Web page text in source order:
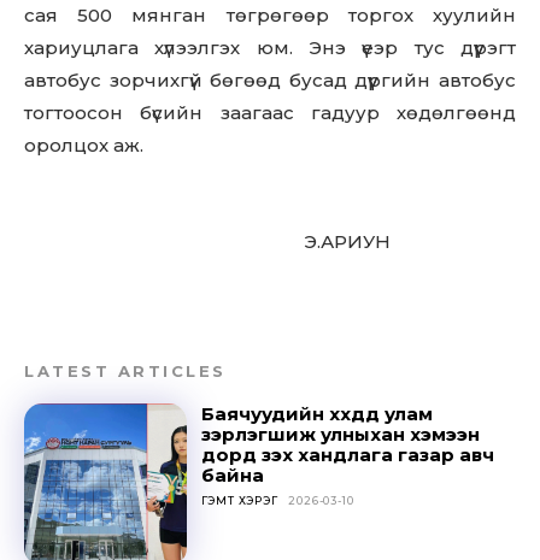
Sing up for our newsletter
SUBSCRIBE
сая 500 мянган төгрөгөөр торгох хуулийн
хариуцлага хүлээлгэх юм. Энэ үеэр тус дүүрэгт
автобус зорчихгүй бөгөөд бусад дүүргийн автобус
тогтоосон бүсийн заагаас гадуур хөдөлгөөнд
оролцох аж.
Э.АРИУН
LATEST ARTICLES
Баячуудийн хүүхдүүд улам
зэрлэгшиж улныхан хэмээн
дорд үзэх хандлага газар авч
байна
ГЭМТ ХЭРЭГ 2026-03-10